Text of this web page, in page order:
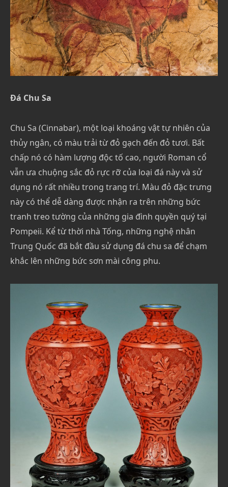
Đá Chu Sa
Chu Sa (Cinnabar), một loại khoáng vật tự nhiên của
thủy ngân, có màu trải từ đỏ gạch đến đỏ tươi. Bất
chấp nó có hàm lượng độc tố cao, người Roman cổ
vẫn ưa chuộng sắc đỏ rực rỡ của loại đá này và sử
dụng nó rất nhiều trong trang trí. Màu đỏ đặc trưng
này có thể dễ dàng được nhận ra trên những bức
tranh treo tường của những gia đình quyền quý tại
Pompeii. Kể từ thời nhà Tống, những nghệ nhân
Trung Quốc đã bắt đầu sử dụng đá chu sa để chạm
khắc lên những bức sơn mài công phu.